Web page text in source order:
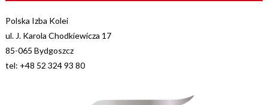
Polska Izba Kolei
ul. J. Karola Chodkiewicza 17
85-065 Bydgoszcz
tel: +48 52 324 93 80